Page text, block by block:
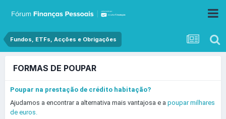
Fundos, ETFs, Acções e Obrigações
FORMAS DE POUPAR
Poupar na prestação de crédito habitação?
Ajudamos a encontrar a alternativa mais vantajosa e a poupar milhares
de euros.